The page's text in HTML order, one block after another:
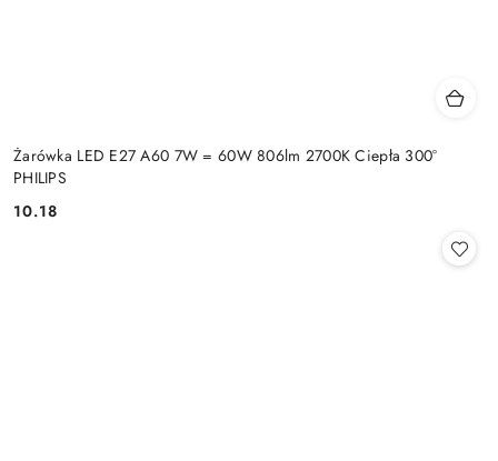
Żarówka LED E27 A60 7W = 60W 806lm 2700K Ciepła 300°
PHILIPS
Cena:
10.18